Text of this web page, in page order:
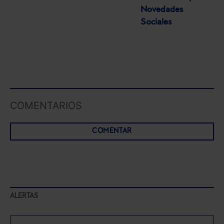
Novedades
Sociales
COMENTARIOS
COMENTAR
ALERTAS